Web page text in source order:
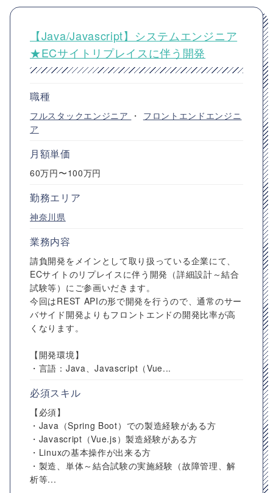
【Java/Javascript】システムエンジニア
★ECサイトリプレイスに伴う開発
職種
フルスタックエンジニア ・ フロントエンドエンジニ
ア
月額単価
60万円〜100万円
勤務エリア
神奈川県
業務内容
請負開発をメインとして取り扱っている企業にて、
ECサイトのリプレイスに伴う開発（詳細設計～結合
試験等）にご参画いだきます。
今回はREST APIの形で開発を行うので、通常のサー
バサイド開発よりもフロントエンドの開発比率が高
くなります。
【開発環境】
・言語：Java、Javascript（Vue...
必須スキル
【必須】
・Java（Spring Boot）での製造経験がある方
・Javascript（Vue.js）製造経験がある方
・Linuxの基本操作が出来る方
・製造、単体～結合試験の実施経験（故障管理、解
析等...